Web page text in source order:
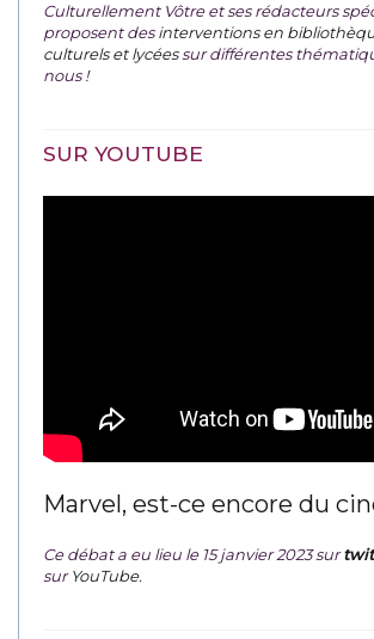
Culturellement Vôtre et ses rédacteurs
proposent desinterventions en
culturels et lycéessur différentes
nous !
SUR YOUTUBE
Marvel, est-ce encore du
Ce débat a eu lieu le 15 janvier 2023 sur
surYouTube.